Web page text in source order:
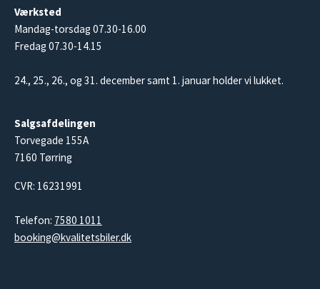
Værksted
Mandag-torsdag 07.30-16.00
Fredag 07.30-14.15
24., 25., 26., og 31. december samt 1. januar holder vi lukket.
Salgsafdelingen
Torvegade 155A
7160 Tørring
CVR: 16231991
Telefon: 7580 1011
booking@kvalitetsbiler.dk